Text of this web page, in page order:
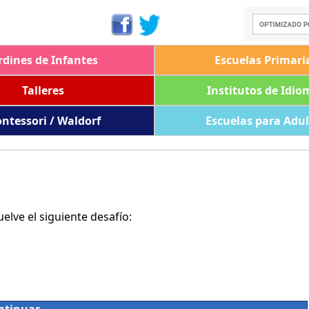
de Infantes Escuelas
Talleres
Institutos de
/ Waldorf
Escuelas para
el siguiente desafío: